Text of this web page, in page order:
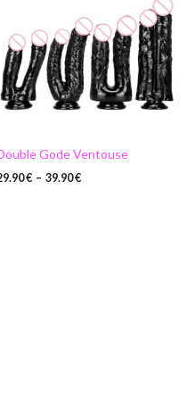
Gode Ventouse
€ – 39.90€
39.90 €